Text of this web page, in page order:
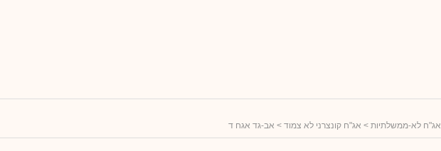
אג"ח לא-ממשלתיות > אג"ח קונצרני לא צמוד > אב-גד אגח ד